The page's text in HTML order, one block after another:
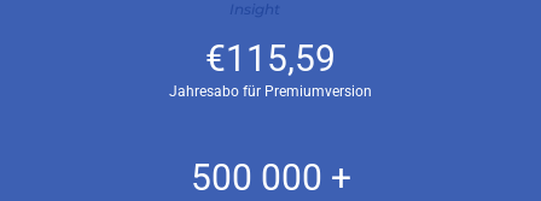
Insight
€115,59
Jahresabo für Premiumversion
500 000 +